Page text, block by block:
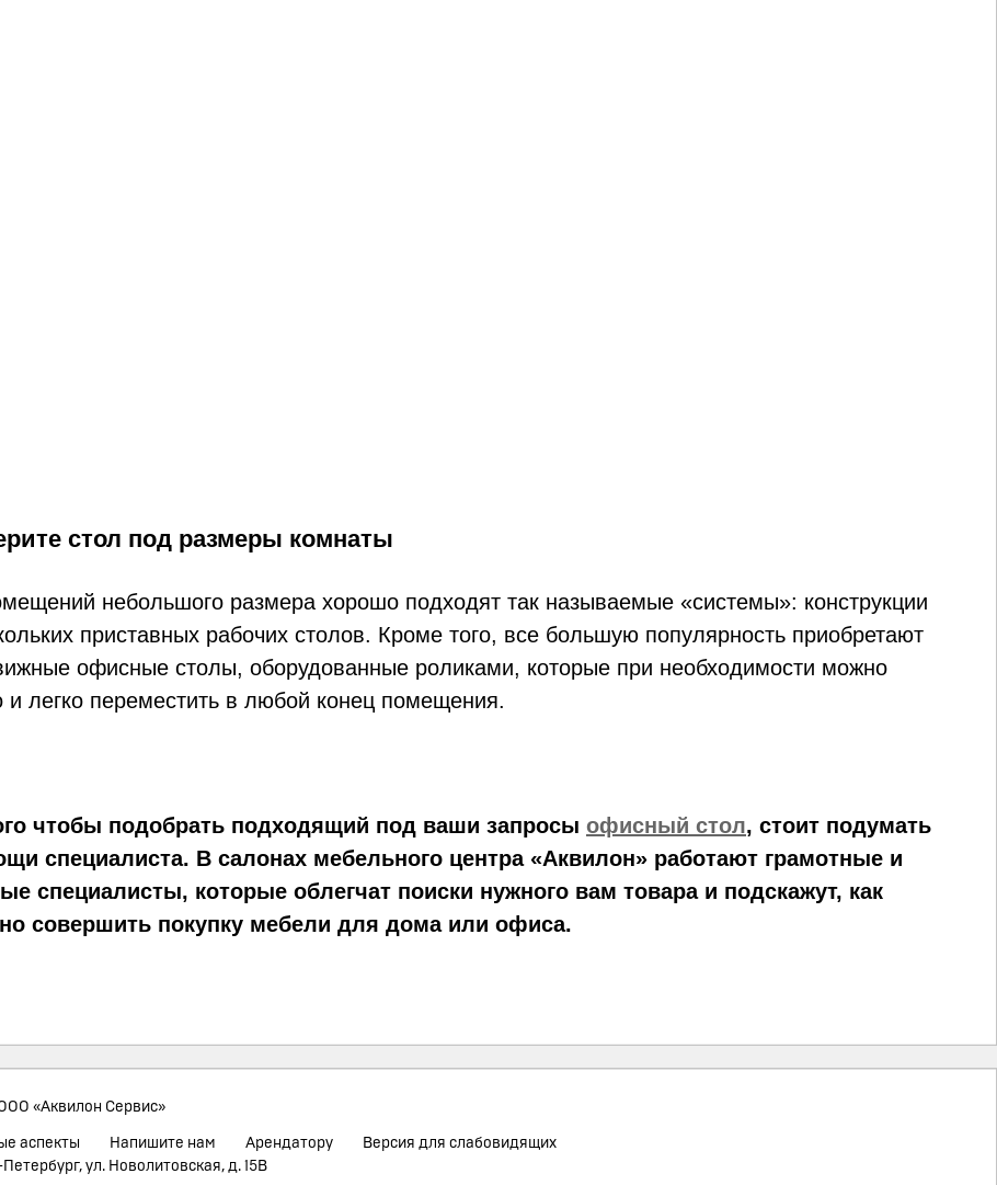
стол под размеры комнаты
небольшого размера хорошо подходят так называемые «системы»: конструкции
приставных рабочих столов. Кроме того, все большую популярность приобретают
офисные столы, оборудованные роликами, которые при необходимости можно
и легко переместить в любой конец помещения.
чтобы подобрать подходящий под ваши запросы офисный стол, стоит подумать
специалиста. В салонах мебельного центра «Аквилон» работают грамотные и
специалисты, которые облегчат поиски нужного вам товара и подскажут, как
совершить покупку мебели для дома или офиса.
«Аквилон Сервис»
аспекты Напишите нам Арендатору
Версия для слабовидящих
Петербург, ул. Новолитовская, д. 15В